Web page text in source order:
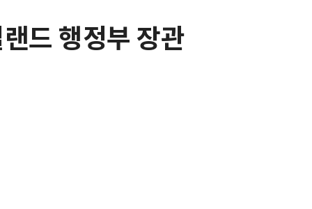
드 행정부 장관